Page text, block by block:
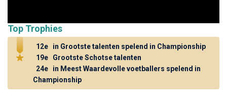
Top Trophies
12e
in Grootste talenten spelend in Championship
19e
Grootste Schotse talenten
24e
in Meest Waardevolle voetballers spelend in
Championship